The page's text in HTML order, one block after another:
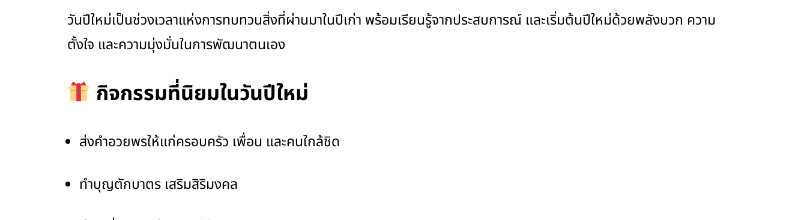
วันปีใหม่เป็นช่วงเวลาแห่งการทบทวนสิ่งที่ผ่านมาในปีเก่า พร้อมเรียนรู้จากประสบการณ์ และเริ่มต้นปีใหม่ด้วยพลังบวก ความ
ตั้งใจ และความมุ่งมั่นในการพัฒนาตนเอง
กิจกรรมที่นิยมในวันปีใหม่
ส่งคำอวยพรให้แก่ครอบครัว เพื่อน และคนใกล้ชิด
ทำบุญตักบาตร เสริมสิริมงคล